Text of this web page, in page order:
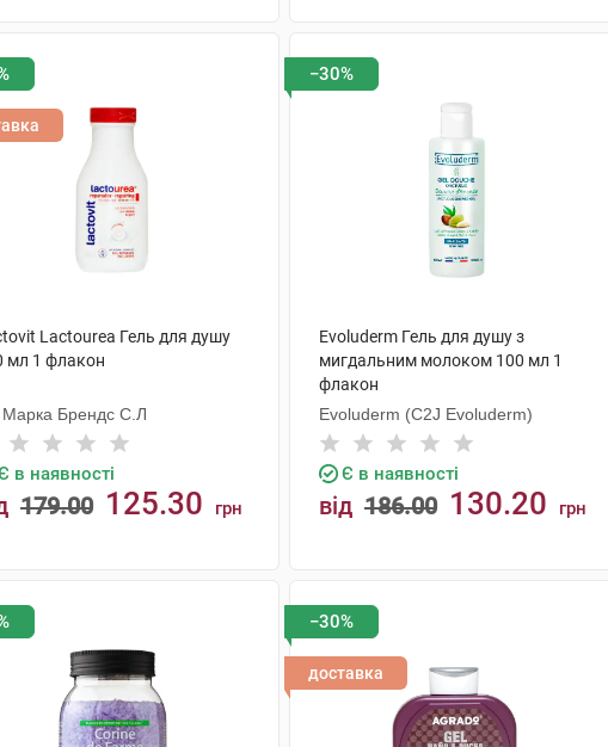
Lactourea Гель для душу
мл 1 флакон
Брендс С.Л
в наявності
179.00 125.30 грн
−30%
Evoluderm Гель для душу з
мигдальним молоком 100 мл 1
флакон
Evoluderm (C2J Evoluderm)
Є в наявності
від 186.00 130.20 грн
−30%
доставка